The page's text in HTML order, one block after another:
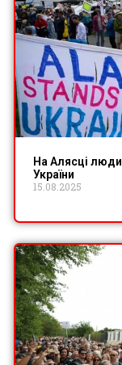
На Алясці
України
15.08.2025